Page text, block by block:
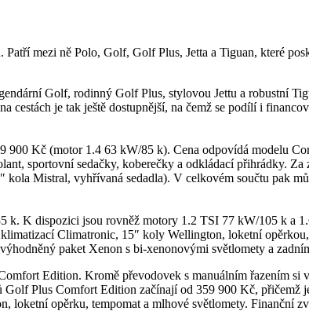
mezi ně Polo, Golf, Golf Plus, Jetta a Tiguan, které
Golf, rodinný Golf Plus, stylovou Jettu a robustní
je tak ještě dostupnější, na čemž se podílí i
Kč (motor 1.4 63 kW/85 k). Cena odpovídá modelu
sportovní sedačky, koberečky a odkládací přihrádky.
Mistral, vyhřívaná sedadla). V celkovém součtu pak
K dispozici jsou rovněž motory 1.2 TSI 77 kW/105 k a
Climatronic, 15″ koly Wellington, loketní
paket Xenon s bi-xenonovými světlomety a
Edition. Kromě převodovek s manuálním řazením si
Plus Comfort Edition začínají od 359 900 Kč, přičemž
opěrku, tempomat a mlhové světlomety. Finanční